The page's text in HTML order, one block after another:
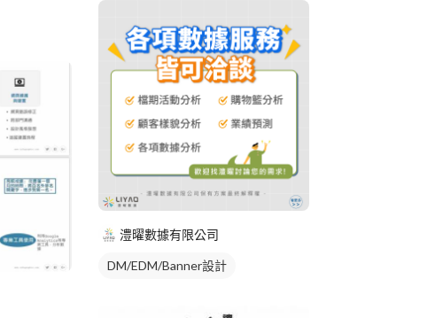
澧曜數據有限公司
DM/EDM/Banner設計